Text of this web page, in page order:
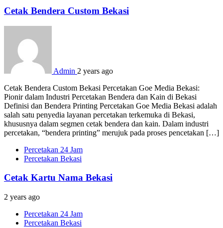
Cetak Bendera Custom Bekasi
Admin 2 years ago
Cetak Bendera Custom Bekasi Percetakan Goe Media Bekasi:
Pionir dalam Industri Percetakan Bendera dan Kain di Bekasi
Definisi dan Bendera Printing Percetakan Goe Media Bekasi adalah
salah satu penyedia layanan percetakan terkemuka di Bekasi,
khususnya dalam segmen cetak bendera dan kain. Dalam industri
percetakan, “bendera printing” merujuk pada proses pencetakan […]
Percetakan 24 Jam
Percetakan Bekasi
Cetak Kartu Nama Bekasi
2 years ago
Percetakan 24 Jam
Percetakan Bekasi